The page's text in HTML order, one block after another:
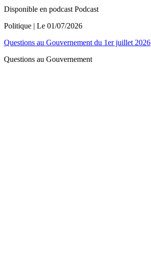
Disponible en podcast Podcast
Politique | Le 01/07/2026
Questions au Gouvernement du 1er juillet 2026
Questions au Gouvernement